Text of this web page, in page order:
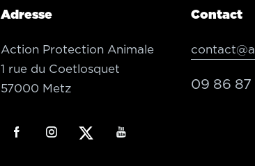
Adresse
Action Protection Animale
1 rue du Coetlosquet
57000 Metz
Contact
09 86 87